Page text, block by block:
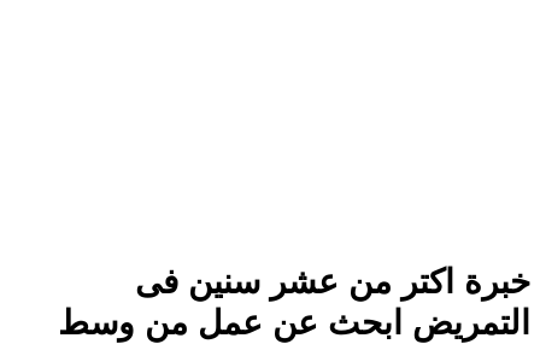
خبرة اكتر من عشر سنين فى
التمريض ابحث عن عمل من وسط